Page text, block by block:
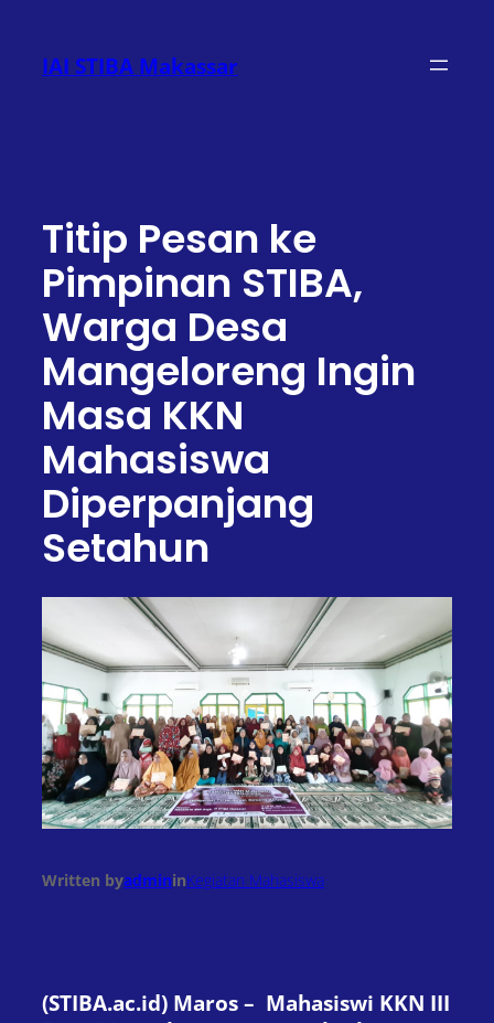
konten
IAI STIBA Makassar
Titip Pesan ke
Pimpinan STIBA,
Warga Desa
Mangeloreng Ingin
Masa KKN
Mahasiswa
Diperpanjang
Setahun
Written byadmininKegiatan Mahasiswa
(STIBA.ac.id) Maros – Mahasiswi KKN III